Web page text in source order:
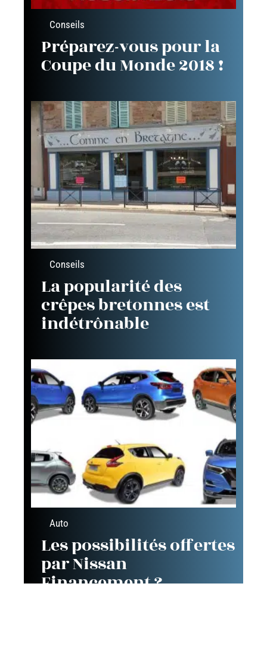
Conseils
Préparez-vous pour la
Coupe du Monde 2018 !
Conseils
La popularité des
crêpes bretonnes est
indétrônable
Auto
Les possibilités offertes
par Nissan
Financement ?